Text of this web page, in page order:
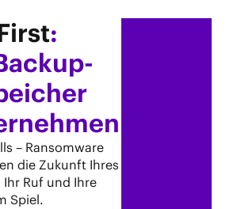
:
– Ransomware
die Zukunft Ihres
Ruf und Ihre
Spiel.